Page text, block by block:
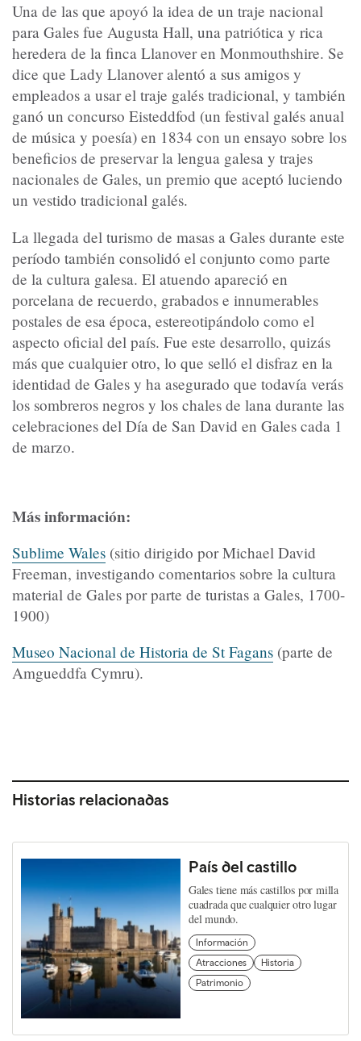
Una de las que apoyó la idea de un traje nacional
para Gales fue Augusta Hall, una patriótica y rica
heredera de la finca Llanover en Monmouthshire. Se
dice que Lady Llanover alentó a sus amigos y
empleados a usar el traje galés tradicional, y también
ganó un concurso Eisteddfod (un festival galés anual
de música y poesía) en 1834 con un ensayo sobre los
beneficios de preservar la lengua galesa y trajes
nacionales de Gales, un premio que aceptó luciendo
un vestido tradicional galés.
La llegada del turismo de masas a Gales durante este
período también consolidó el conjunto como parte
de la cultura galesa. El atuendo apareció en
porcelana de recuerdo, grabados e innumerables
postales de esa época, estereotipándolo como el
aspecto oficial del país. Fue este desarrollo, quizás
más que cualquier otro, lo que selló el disfraz en la
identidad de Gales y ha asegurado que todavía verás
los sombreros negros y los chales de lana durante las
celebraciones del Día de San David en Gales cada 1
de marzo.
Más información:
Sublime Wales (sitio dirigido por Michael David
Freeman, investigando comentarios sobre la cultura
material de Gales por parte de turistas a Gales, 1700-
1900)
Museo Nacional de Historia de St Fagans (parte de
Amgueddfa Cymru).
Historias relacionadas
País del castillo
Gales tiene más castillos por milla
cuadrada que cualquier otro lugar
del mundo.
Información
Atracciones
Historia
Patrimonio